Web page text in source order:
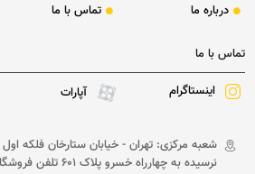
درباره ما تماس با ما
تماس با ما
اینستاگرام آپارات
شعبه مرکزی: تهران - خیابان ستارخان فلکه